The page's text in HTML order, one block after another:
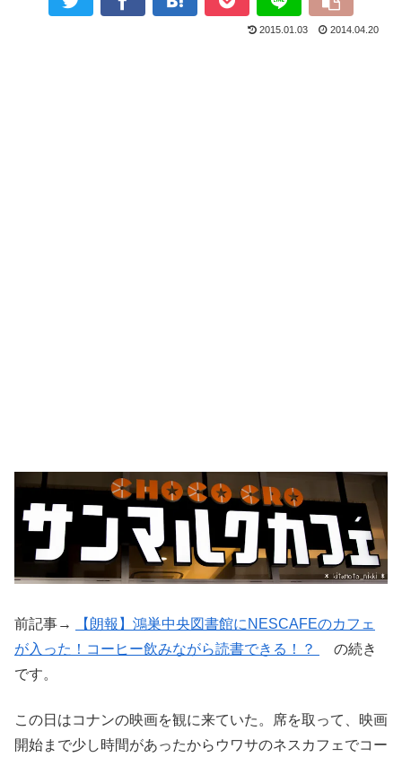
2015.01.03 2014.04.20
前記事→
【朗報】鴻巣中央図書館にNESCAFEのカフェ
が入った！コーヒー飲みながら読書できる！？
の続き
です。
この日はコナンの映画を観に来ていた。席を取って、映画
開始まで少し時間があったからウワサのネスカフェでコー